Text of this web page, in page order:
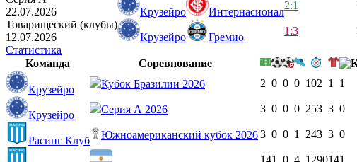
22.07.2026
Крузейро Интернасионал
2:1
Товарищеский (клубы)
12.07.2026
Крузейро Гремио
1:3
Статистика
Команда
Соревнование
Крузейро Кубок Бразилии 2026 2 0 0 0 102 1 1
Крузейро Серия А 2026 3 0 0 0 253 3 0
Расинг Клуб Южноамериканский кубок 20263 0 0 1 243 3 0
141 0 4 1290141